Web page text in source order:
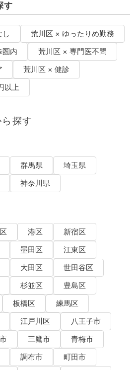
す
し
荒川区 × ゆったりめ勤務
圏内
荒川区 × 専門医不問
荒川区 × 健診
以上
探す
群馬県
埼玉県
神奈川県
港区
新宿区
墨田区
江東区
大田区
世田谷区
杉並区
豊島区
板橋区
練馬区
江戸川区
八王子市
三鷹市
青梅市
調布市
町田市